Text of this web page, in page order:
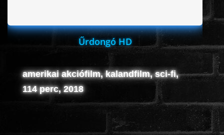
Űrdongó HD
amerikai akciófilm, kalandfilm, sci-fi,
114 perc, 2018